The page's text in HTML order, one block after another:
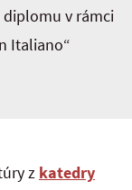
v rámci
Italiano“
z katedry